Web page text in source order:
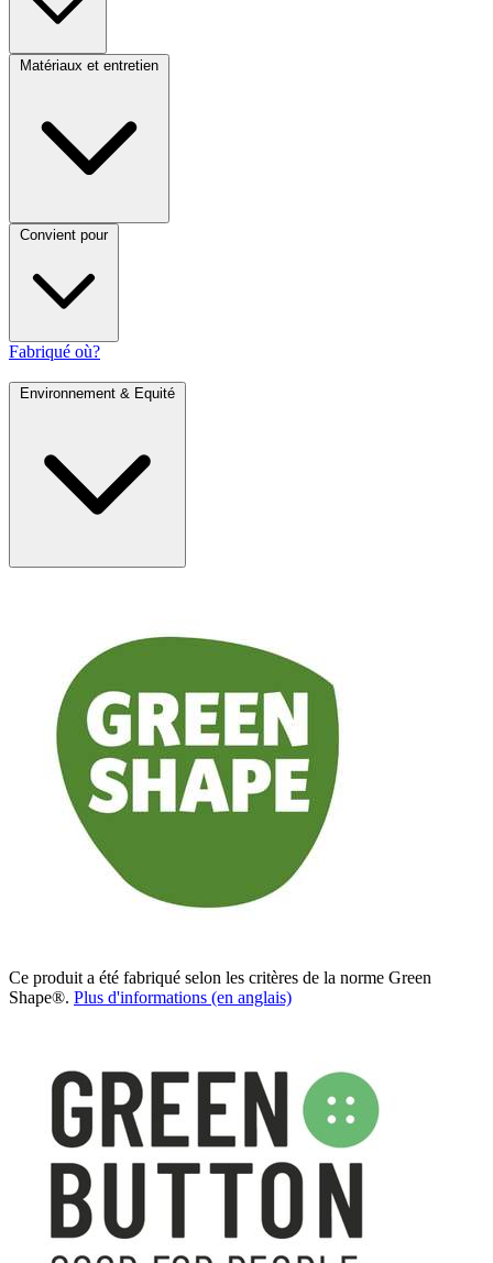
Matériaux et entretien
Convient pour
Fabriqué où?
Environnement & Equité
Ce produit a été fabriqué selon les critères de la norme Green
Shape®. Plus d'informations (en anglais)